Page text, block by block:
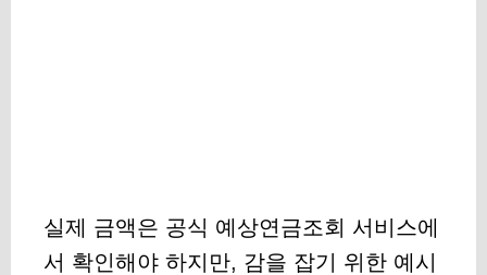
실제 금액은 공식 예상연금조회 서비스에
서 확인해야 하지만, 감을 잡기 위한 예시